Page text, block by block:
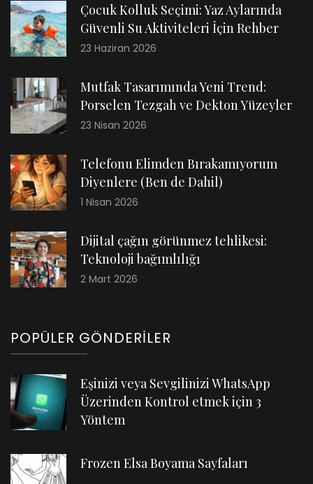
Çocuk Kolluk Seçimi: Yaz Aylarında
Güvenli Su Aktiviteleri İçin Rehber
23 Haziran 2026
Mutfak Tasarımında Yeni Trend:
Porselen Tezgah ve Dekton Yüzeyler
23 Nisan 2026
Telefonu Elimden Bırakamıyorum
Diyenlere (Ben de Dahil)
1 Nisan 2026
Dijital çağın görünmez tehlikesi:
Teknoloji bağımlılığı
2 Mart 2026
POPÜLER GÖNDERILER
Eşinizi veya Sevgilinizi WhatsApp
Üzerinden Kontrol etmek için 3
Yöntem
Frozen Elsa Boyama Sayfaları